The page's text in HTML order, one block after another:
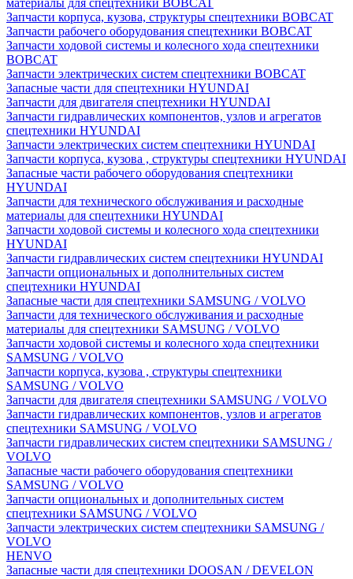
материалы для спецтехники BOBCAT
Запчасти корпуса, кузова, структуры спецтехники BOBCAT
Запчасти рабочего оборудования спецтехники BOBCAT
Запчасти ходовой системы и колесного хода спецтехники
BOBCAT
Запчасти электрических систем спецтехники BOBCAT
Запасные части для спецтехники HYUNDAI
Запчасти для двигателя спецтехники HYUNDAI
Запчасти гидравлических компонентов, узлов и агрегатов
спецтехники HYUNDAI
Запчасти электрических систем спецтехники HYUNDAI
Запчасти корпуса, кузова , структуры спецтехники HYUNDAI
Запасные части рабочего оборудования спецтехники
HYUNDAI
Запчасти для технического обслуживания и расходные
материалы для спецтехники HYUNDAI
Запчасти ходовой системы и колесного хода спецтехники
HYUNDAI
Запчасти гидравлических систем спецтехники HYUNDAI
Запчасти опциональных и дополнительных систем
спецтехники HYUNDAI
Запасные части для спецтехники SAMSUNG / VOLVO
Запчасти для технического обслуживания и расходные
материалы для спецтехники SAMSUNG / VOLVO
Запчасти ходовой системы и колесного хода спецтехники
SAMSUNG / VOLVO
Запчасти корпуса, кузова , структуры спецтехники
SAMSUNG / VOLVO
Запчасти для двигателя спецтехники SAMSUNG / VOLVO
Запчасти гидравлических компонентов, узлов и агрегатов
спецтехники SAMSUNG / VOLVO
Запчасти гидравлических систем спецтехники SAMSUNG /
VOLVO
Запасные части рабочего оборудования спецтехники
SAMSUNG / VOLVO
Запчасти опциональных и дополнительных систем
спецтехники SAMSUNG / VOLVO
Запчасти электрических систем спецтехники SAMSUNG /
VOLVO
HENVO
Запасные части для спецтехники DOOSAN / DEVELON